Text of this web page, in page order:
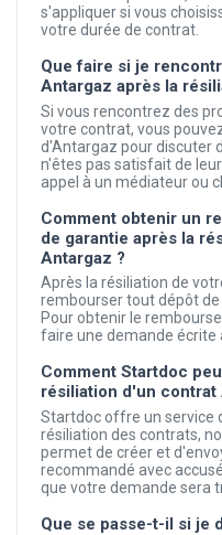
s'appliquer si vous
votre durée de contrat.
Que faire si je
Antargaz après la
Si vous rencontrez des
votre contrat, vous
d'Antargaz pour discuter
n'êtes pas satisfait de
appel à un médiateur ou
Comment obtenir un
de garantie après la
Antargaz ?
Après la résiliation de
rembourser tout dépôt de
Pour obtenir le
faire une demande écrite
Comment Startdoc
résiliation d'un contrat
Startdoc offre un service
résiliation des contrats,
permet de créer et
recommandé avec
que votre demande sera
Que se passe-t-il si je